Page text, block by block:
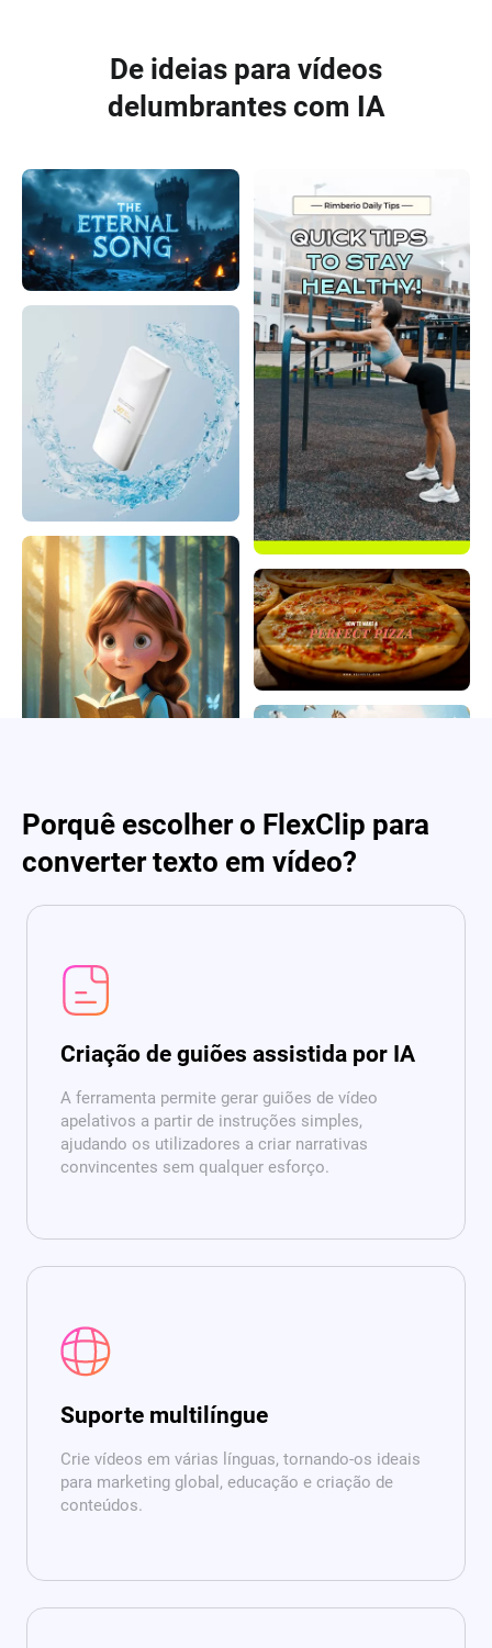
De ideias para vídeos
delumbrantes com IA
Porquê escolher o FlexClip para
converter texto em vídeo?
Criação de guiões assistida por IA
A ferramenta permite gerar guiões de vídeo
apelativos a partir de instruções simples,
ajudando os utilizadores a criar narrativas
convincentes sem qualquer esforço.
Suporte multilíngue
Crie vídeos em várias línguas, tornando-os ideais
para marketing global, educação e criação de
conteúdos.